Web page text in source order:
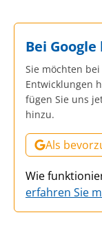
Bei
Sie möchten
Entwicklungen
fügen Sie uns
hinzu.
Als
Wie
erfahren Sie